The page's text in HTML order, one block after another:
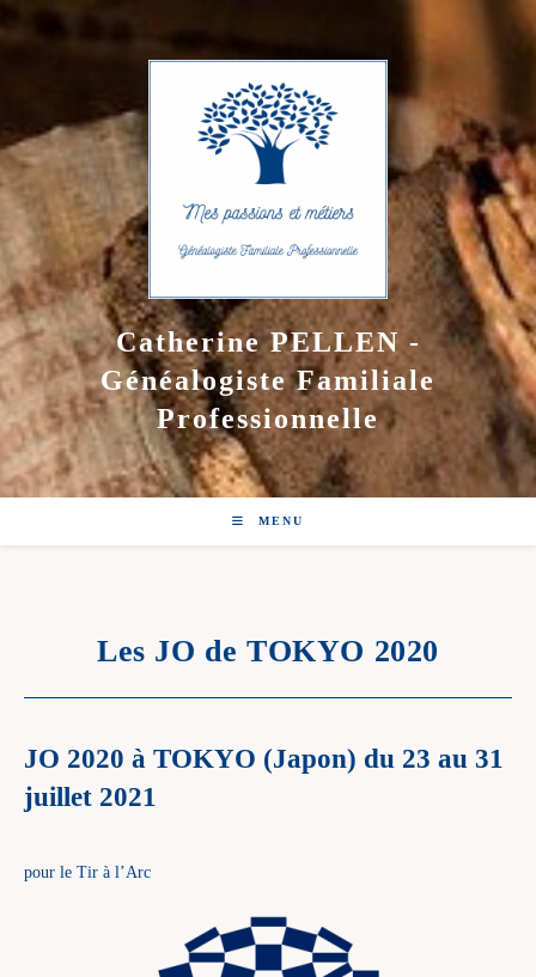
Catherine PELLEN -
Généalogiste Familiale
Professionnelle
MENU
Les JO de TOKYO 2020
JO 2020 à TOKYO (Japon) du 23 au 31
juillet 2021
pour le Tir à l’Arc